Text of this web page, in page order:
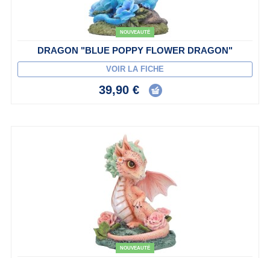
NOUVEAUTÉ
DRAGON "BLUE POPPY FLOWER DRAGON"
VOIR LA FICHE
39,90 €
NOUVEAUTÉ